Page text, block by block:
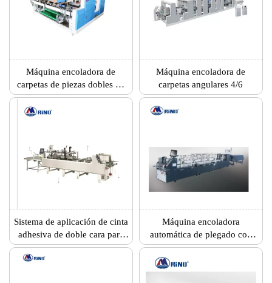
Máquina encoladora de
carpetas de piezas dobles de
alta velocidad
Máquina encoladora de
carpetas angulares 4/6
Sistema de aplicación de cinta
adhesiva de doble cara para
plegadora guler
Máquina encoladora
automática de plegado con
bloqueo inferior